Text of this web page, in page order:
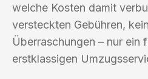
welche Kosten damit
versteckten Gebühren,
Überraschungen – nur ein
erstklassigen